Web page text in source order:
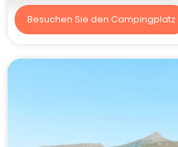
Besuchen Sie den Campingplatz